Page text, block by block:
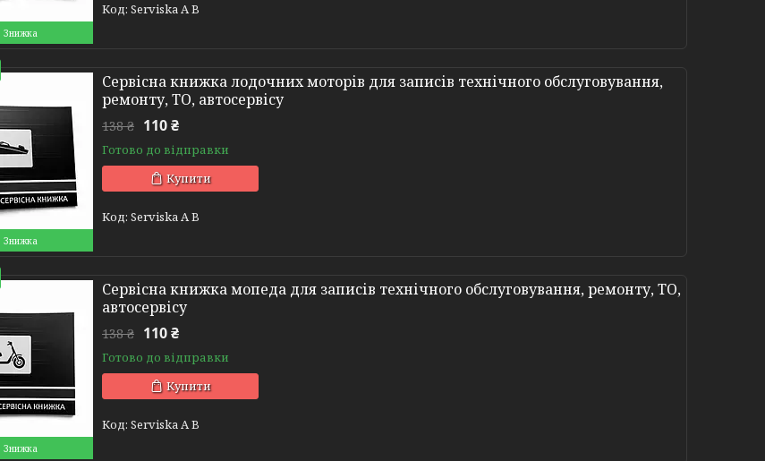
Serviska A B
Сервісна книжка лодочних моторів для записів технічного обслуговування,
ремонту, ТО, автосервісу
138 ₴ 110 ₴
Готово до відправки
Купити
Serviska A B
Сервісна книжка мопеда для записів технічного обслуговування, ремонту, ТО,
автосервісу
138 ₴ 110 ₴
Готово до відправки
Купити
Serviska A B